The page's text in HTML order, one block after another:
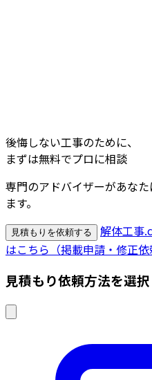
後悔しない工事のために、
まずは無料でプロに相談
専門のアドバイザーがあな
ます。
見積もりを依頼する 解体工事
はこちら（掲載申請・修正依
見積もり依頼方法を選択